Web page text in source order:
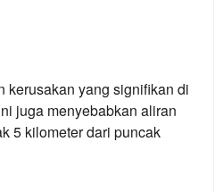
kerusakan yang signifikan di
juga menyebabkan aliran
5 kilometer dari puncak